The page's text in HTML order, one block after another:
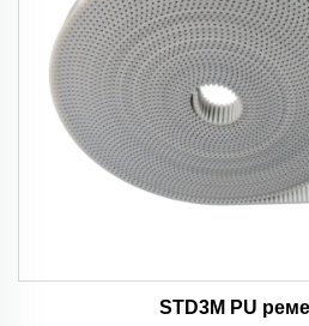
STD3M PU